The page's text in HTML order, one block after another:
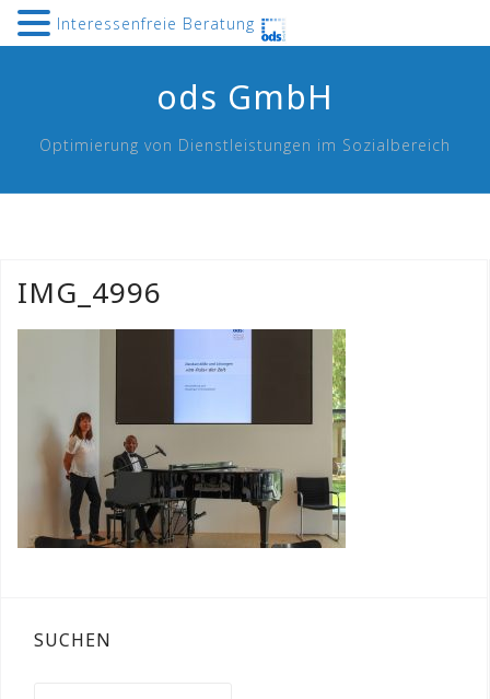
ods GmbH
Optimierung von Dienstleistungen im Sozialbereich
IMG_4996
SUCHEN
Interessenfreie Beratung